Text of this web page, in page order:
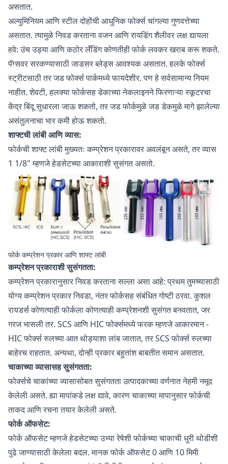
असतात.
अल्युमिनियम आणि स्टील दोहोंची आधुनिक फोर्क्स चांगल्या गुणवत्तेच्या
असतात. त्यामुळे निवड करताना वजन आणि रायडिंग शैलीवर लक्ष द्यायला
हवे: उंच उड्या आणि कठोर लँडिंग कोणतीही फोर्क लवकर खराब करू शकते.
पॅग्सवर सरकण्यासाठी जाडसर ब्लेड्स आवश्यक असतात. हलके फोर्क्स
स्ट्रीटसाठी तर जड फोर्क्स पार्कमध्ये फायदेशीर. पण हे सर्वसामान्य नियम
नाहीत. शेवटी, हलक्या फोर्कसह डेकाच्या नेकलाइनने फिरणाऱ्या स्कूटरचा
केंद्र बिंदू सुधारला जाऊ शकतो, तर जड फोर्कमुळे जड डेकमुळे मागे झालेल्या
असंतुलनाचा भार कमी होऊ शकतो.
शाफ्टची लांबी आणि व्यास:
फोर्कची शाफ्ट लांबी मुख्यतः कम्प्रेशन प्रकारावर अवलंबून असते, तर व्यास
1 1/8" म्हणजे हेडसेटच्या आकाराशी सुसंगत असतो.
फोर्क कम्प्रेशन प्रकार आणि शाफ्ट लांबी
कम्प्रेशन प्रकाराशी सुसंगतता:
कम्प्रेशन प्रकारानुसार निवड करताना सल्ला असा आहे: प्रथम तुमच्यासाठी
योग्य कम्प्रेशन प्रकार निवडा, नंतर फोर्कसह संबंधित गोष्टी ठरवा. कुशल
रायडर्स कोणत्याही फोर्कला कोणत्याही कम्प्रेशनशी सुसंगत बनवतात, जर
गरज भासली तर. SCS आणि HIC फोर्क्समध्ये फरक म्हणजे आकारमान -
HIC फोर्क्स रुलच्या आत थोड्याशा लांब जातात, तर SCS फोर्क्स रुलच्या
बाहेरच राहतात. अन्यथा, दोन्ही प्रकार बहुतांश बाबतीत समान असतात.
चाकाच्या व्यासासह सुसंगतता:
फोर्क्सचे चाकांच्या व्यासासोबत सुसंगतता उत्पादकाच्या वर्णनात नेहमी नमूद
केलेली असते. ह्या मापांकडे लक्ष द्यावे, कारण चाकाच्या मापानुसार फोर्कची
ताकद आणि रचना तयार केलेली असते.
फोर्क ऑफसेट:
फोर्क ऑफसेट म्हणजे हेडसेटच्या उभ्या रेषेशी फोर्कच्या चाकाची धुरी थोडीशी
पुढे जाण्यासाठी केलेला बदल. मानक फोर्क ऑफसेट 0 आणि 10 मिमी